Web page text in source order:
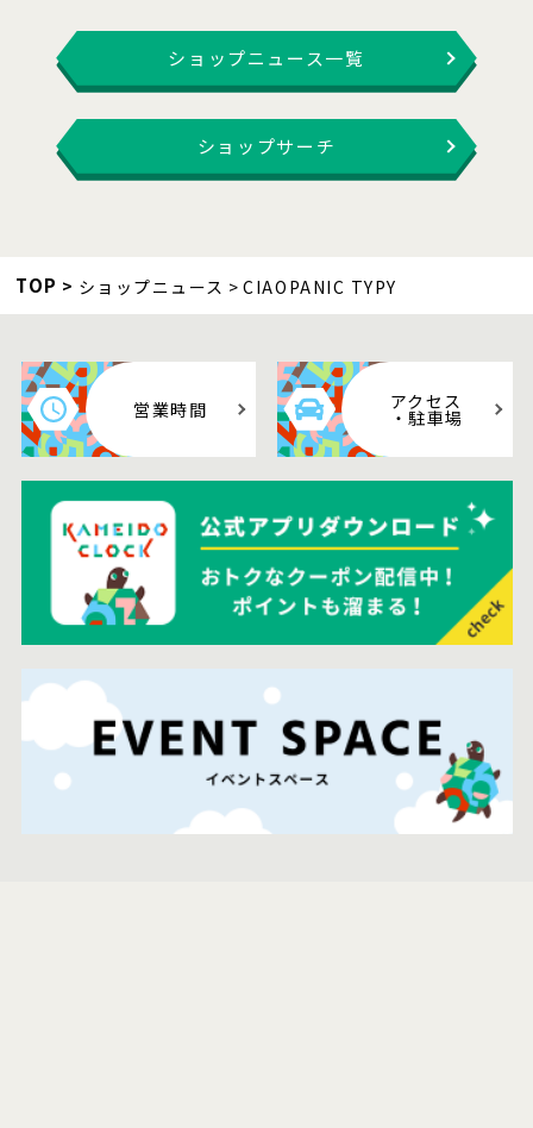
ショップニュース一覧
ショップサーチ
TOP ショップニュース CIAOPANIC TYPY
営業時間 アクセス
・駐車場